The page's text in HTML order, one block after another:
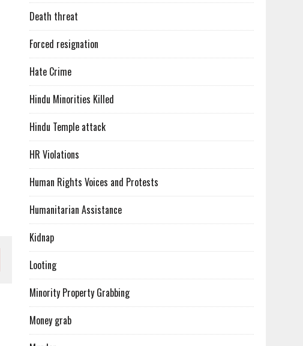
Death threat
Forced resignation
Hate Crime
Hindu Minorities Killed
Hindu Temple attack
HR Violations
Human Rights Voices and Protests
Humanitarian Assistance
Kidnap
Looting
Minority Property Grabbing
Money grab